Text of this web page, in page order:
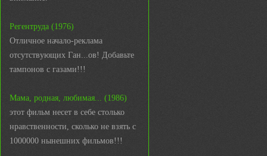
Регентруда (1976)
Отличное начало-реклама
отсутствующих Ган...ов! Добавьте
тампонов с газами!!!
Мама, родная, любимая... (1986)
этот фильм несет в себе столько
нравственности, сколько не взять с
1000000 нынешних фильмов!!!